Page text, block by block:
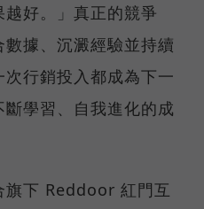
越好。」真正的競爭
據、沉澱經驗並持續
行銷投入都成為下一
學習、自我進化的成
旗下 Reddoor 紅門互